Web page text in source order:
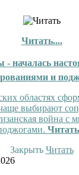
Читать....
- началась
и
областях
выбирают
война с
Закрыть Читать